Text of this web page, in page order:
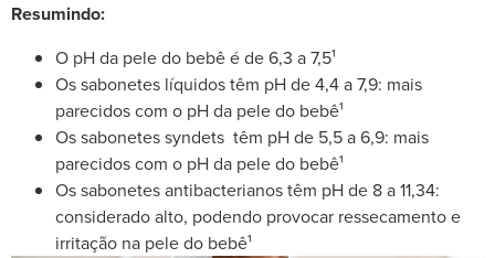
Resumindo:
O pH da pele do bebê é de 6,3 a 7,5¹
Os sabonetes líquidos têm pH de 4,4 a 7,9: mais
parecidos com o pH da pele do bebê¹
Os sabonetes syndets têm pH de 5,5 a 6,9: mais
parecidos com o pH da pele do bebê¹
Os sabonetes antibacterianos têm pH de 8 a 11,34:
considerado alto, podendo provocar ressecamento e
irritação na pele do bebê¹